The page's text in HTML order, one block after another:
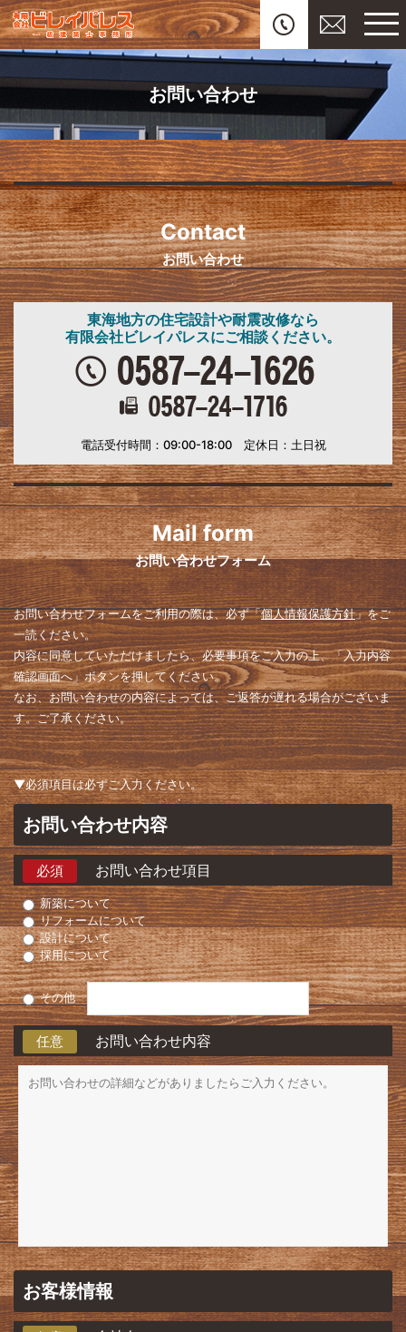
お問い合わせ
Contact
お問い合わせ
東海地方の住宅設計や耐震改修なら
有限会社ビレイパレスにご相談ください。
電話受付時間：09:00-18:00 定休日：土日祝
Mail form
お問い合わせフォーム
お問い合わせフォームをご利用の際は、必ず「個人情報保護方針」をご
一読ください。
内容に同意していただけましたら、必要事項をご入力の上、「入力内容
確認画面へ」ボタンを押してください。
なお、お問い合わせの内容によっては、ご返答が遅れる場合がございま
す。ご了承ください。
▼必須項目は必ずご入力ください。
お問い合わせ内容
必須 お問い合わせ項目
新築について
リフォームについて
設計について
採用について
その他
任意 お問い合わせ内容
お客様情報